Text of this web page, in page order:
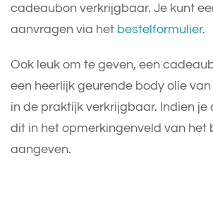
cadeaubon verkrijgbaar. Je kunt
aanvragen via het bestelformulier.
Ook leuk om te geven, een
een heerlijk geurende body olie
in de praktijk verkrijgbaar. Indien je
dit in het opmerkingenveld van het
aangeven.